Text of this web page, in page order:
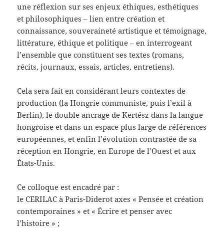
une réflexion sur ses enjeux éthiques, esthétiques
et philosophiques – lien entre création et
connaissance, souveraineté artistique et témoignage,
littérature, éthique et politique – en interrogeant
l’ensemble que constituent ses textes (romans,
récits, journaux, essais, articles, entretiens).
Cela sera fait en considérant leurs contextes de
production (la Hongrie communiste, puis l’exil à
Berlin), le double ancrage de Kertész dans la langue
hongroise et dans un espace plus large de références
européennes, et enfin l’évolution contrastée de sa
réception en Hongrie, en Europe de l’Ouest et aux
États-Unis.
Ce colloque est encadré par :
le CERILAC à Paris-Diderot axes « Pensée et création
contemporaines » et « Écrire et penser avec
l’histoire » ;